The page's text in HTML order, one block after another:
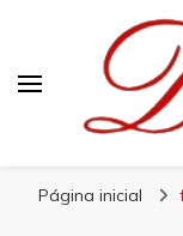
Página inicial